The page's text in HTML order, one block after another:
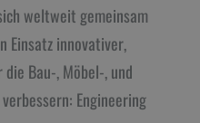
weltweit gemeinsam
Einsatz innovativer,
Bau-, Möbel-, und
Engineering